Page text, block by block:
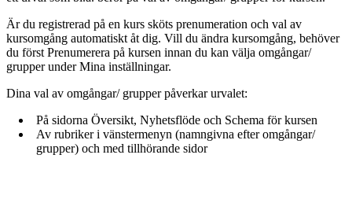
Är du registrerad på en kurs sköts prenumeration och val av
kursomgång automatiskt åt dig. Vill du ändra kursomgång, behöver
du först Prenumerera på kursen innan du kan välja omgångar/
grupper under Mina inställningar.
Dina val av omgångar/ grupper påverkar urvalet:
På sidorna Översikt, Nyhetsflöde och Schema för kursen
Av rubriker i vänstermenyn (namngivna efter omgångar/
grupper) och med tillhörande sidor